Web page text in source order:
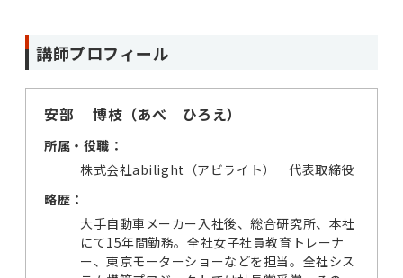
講師プロフィール
安部 博枝（あべ ひろえ）
所属・役職：
株式会社abilight（アビライト） 代表取締役
略歴：
大手自動車メーカー入社後、総合研究所、本社
にて15年間勤務。全社女子社員教育トレーナ
ー、東京モーターショーなどを担当。全社シス